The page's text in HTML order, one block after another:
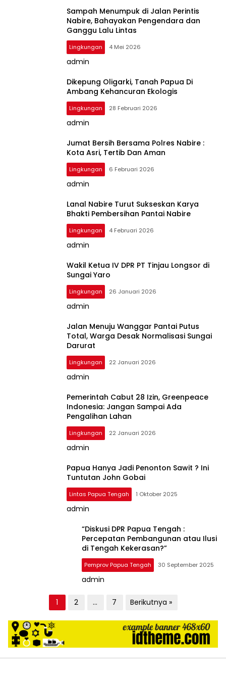
Sampah Menumpuk di Jalan Perintis
Nabire, Bahayakan Pengendara dan
Ganggu Lalu Lintas
Lingkungan 4 Mei 2026
admin
Dikepung Oligarki, Tanah Papua Di
Ambang Kehancuran Ekologis
Lingkungan 28 Februari 2026
admin
Jumat Bersih Bersama Polres Nabire :
Kota Asri, Tertib Dan Aman
Lingkungan 6 Februari 2026
admin
Lanal Nabire Turut Sukseskan Karya
Bhakti Pembersihan Pantai Nabire
Lingkungan 4 Februari 2026
admin
Wakil Ketua IV DPR PT Tinjau Longsor di
Sungai Yaro
Lingkungan 26 Januari 2026
admin
Jalan Menuju Wanggar Pantai Putus
Total, Warga Desak Normalisasi Sungai
Darurat
Lingkungan 22 Januari 2026
admin
Pemerintah Cabut 28 Izin, Greenpeace
Indonesia: Jangan Sampai Ada
Pengalihan Lahan
Lingkungan 22 Januari 2026
admin
Papua Hanya Jadi Penonton Sawit ? Ini
Tuntutan John Gobai
Lintas Papua Tengah 1 Oktober 2025
admin
“Diskusi DPR Papua Tengah :
Percepatan Pembangunan atau Ilusi
di Tengah Kekerasan?”
Pemprov Papua Tengah 30 September 2025
admin
a
g
i
n
1 2 … 7 Berikutnya »